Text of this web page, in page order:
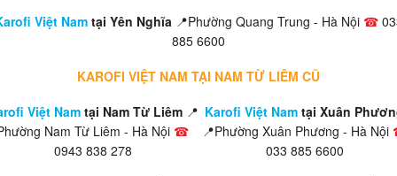
Việt Namtại Yên Nghĩa 📍Phường Quang Trung - Hà Nội ☎
885 6600
KAROFI VIỆT NAM TẠI NAM TỪ LIÊM CŨ
Việt Namtại Nam Từ Liêm 📍
Nam Từ Liêm - Hà Nội ☎
0943 838 278
Karofi Việt Nam tại Xuân
📍Phường Xuân Phương - Hà Nội
033 885 6600